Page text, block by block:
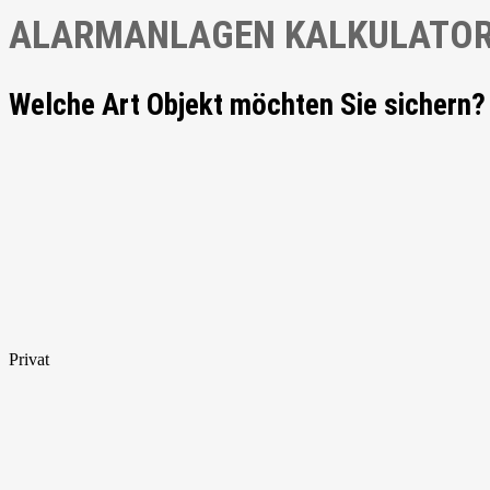
ALARMANLAGEN
Welche Art Objekt möchten Sie sichern?
Privat